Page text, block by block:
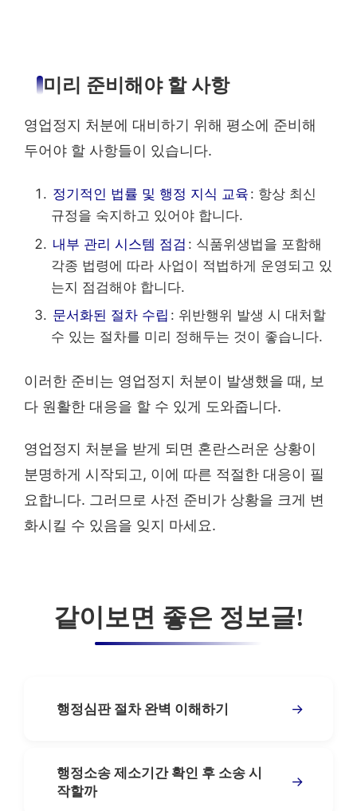
미리 준비해야 할 사항
영업정지 처분에 대비하기 위해 평소에 준비해
두어야 할 사항들이 있습니다.
정기적인 법률 및 행정 지식 교육 : 항상 최신
규정을 숙지하고 있어야 합니다.
내부 관리 시스템 점검 : 식품위생법을 포함해
각종 법령에 따라 사업이 적법하게 운영되고 있
는지 점검해야 합니다.
문서화된 절차 수립 : 위반행위 발생 시 대처할
수 있는 절차를 미리 정해두는 것이 좋습니다.
이러한 준비는 영업정지 처분이 발생했을 때, 보
다 원활한 대응을 할 수 있게 도와줍니다.
영업정지 처분을 받게 되면 혼란스러운 상황이
분명하게 시작되고, 이에 따른 적절한 대응이 필
요합니다. 그러므로 사전 준비가 상황을 크게 변
화시킬 수 있음을 잊지 마세요.
같이보면 좋은 정보글!
행정심판 절차 완벽 이해하기 →
행정소송 제소기간 확인 후 소송 시
작할까
→